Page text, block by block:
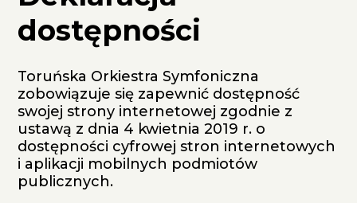
dostępności
Toruńska Orkiestra Symfoniczna
zobowiązuje się zapewnić dostępność
swojejstrony internetowej zgodnie z
ustawą z dnia 4 kwietnia 2019 r. o
dostępności cyfrowej stron internetowych
i aplikacji mobilnych podmiotów
publicznych.